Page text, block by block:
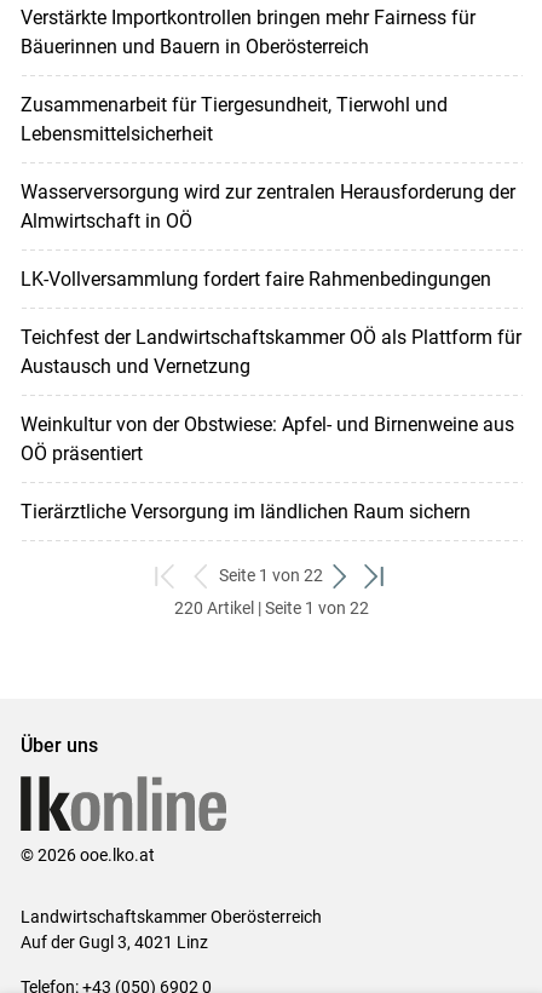
Verstärkte Importkontrollen bringen mehr Fairness für
Bäuerinnen und Bauern in Oberösterreich
Zusammenarbeit für Tiergesundheit, Tierwohl und
Lebensmittelsicherheit
Wasserversorgung wird zur zentralen Herausforderung der
Almwirtschaft in OÖ
LK-Vollversammlung fordert faire Rahmenbedingungen
Teichfest der Landwirtschaftskammer OÖ als Plattform für
Austausch und Vernetzung
Weinkultur von der Obstwiese: Apfel- und Birnenweine aus
OÖ präsentiert
Tierärztliche Versorgung im ländlichen Raum sichern
zum
ersten
zurück
zum
Seite 1 von 22
weiter
zum
zum
220 Artikel | Seite 1 von 22
Über uns
© 2026 ooe.lko.at
Landwirtschaftskammer Oberösterreich
Auf der Gugl 3, 4021 Linz
Telefon: +43 (050) 6902 0